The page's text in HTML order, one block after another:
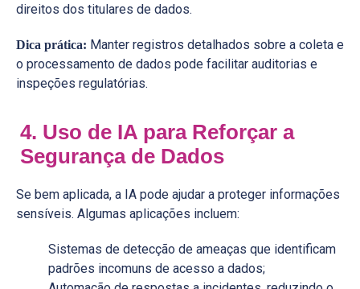
direitos dos titulares de dados.
Dica prática: Manter registros detalhados sobre a coleta e
o processamento de dados pode facilitar auditorias e
inspeções regulatórias.
4. Uso de IA para Reforçar a
Segurança de Dados
Se bem aplicada, a IA pode ajudar a proteger informações
sensíveis. Algumas aplicações incluem:
Sistemas de detecção de ameaças que identificam
padrões incomuns de acesso a dados;